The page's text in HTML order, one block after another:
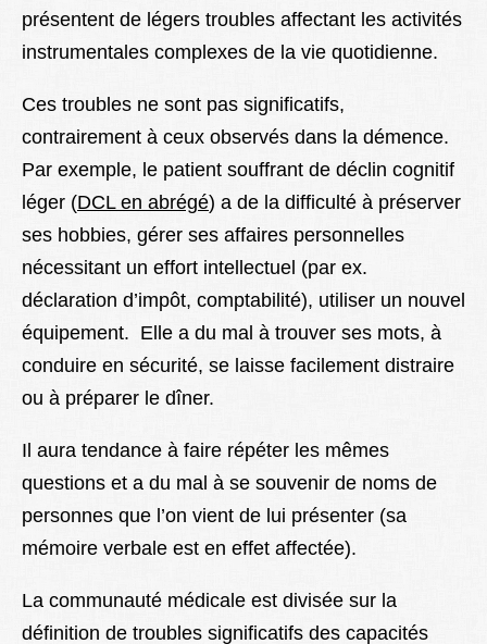
présentent de légers troubles affectant les activités
instrumentales complexes de la vie quotidienne.
Ces troubles ne sont pas significatifs,
contrairement à ceux observés dans la démence.
Par exemple, le patient souffrant de déclin cognitif
léger (DCL en abrégé) a de la difficulté à préserver
ses hobbies, gérer ses affaires personnelles
nécessitant un effort intellectuel (par ex.
déclaration d’impôt, comptabilité), utiliser un nouvel
équipement. Elle a du mal à trouver ses mots, à
conduire en sécurité, se laisse facilement distraire
ou à préparer le dîner.
Il aura tendance à faire répéter les mêmes
questions et a du mal à se souvenir de noms de
personnes que l’on vient de lui présenter (sa
mémoire verbale est en effet affectée).
La communauté médicale est divisée sur la
définition de troubles significatifs des capacités